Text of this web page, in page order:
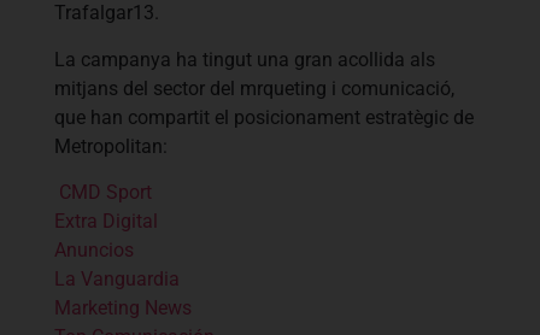
Trafalgar13.
La campanya ha tingut una gran acollida als
mitjans del sector del mrqueting i comunicació,
que han compartit el posicionament estratègic de
Metropolitan:
CMD Sport
Extra Digital
Anuncios
La Vanguardia
Marketing News